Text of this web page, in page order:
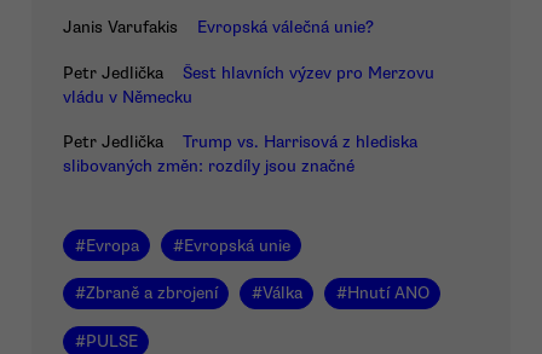
Janis Varufakis Evropská válečná unie?
Petr Jedlička
Šest hlavních výzev pro Merzovu
vládu v Německu
Petr Jedlička
Trump vs. Harrisová z hlediska
slibovaných změn: rozdíly jsou značné
#Evropa #Evropská unie
#Zbraně a zbrojení #Válka #Hnutí ANO
#PULSE